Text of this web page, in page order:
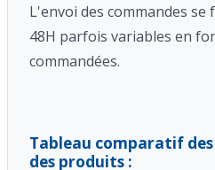
L'envoi des commandes
48H parfois variables en
commandées.
Tableau comparatif
des produits :